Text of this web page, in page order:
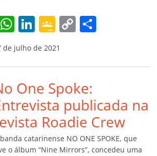
m
W
h
at
s
A
p
p
Li
n
k
e
dI
n
G
o
o
gl
e
Cl
a
ss
C
y
Li
n
k
p
til
h
ar
de julho de 2021
One Spoke:
publicada na
Roadie Crew
catarinense NO ONE SPOKE, que
o álbum “Nine Mirrors”, concedeu uma